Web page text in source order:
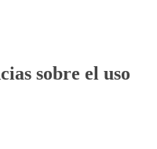
sobre el uso